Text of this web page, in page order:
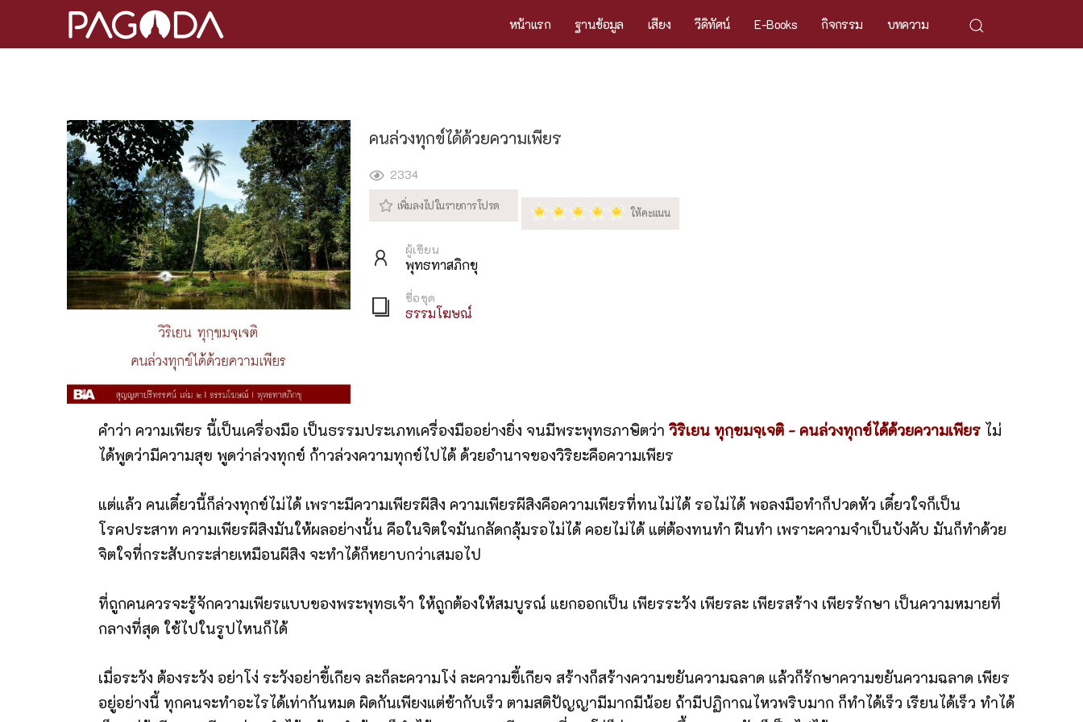
หน้าแรก ฐานข้อมูล เสียง วีดิทัศน์ E-Books กิจกรรม บทความ
คนล่วงทุกข์ได้ด้วยความเพียร
2334
ผู้เขียน
พุทธทาสภิกขุ
ชื่อชุด
ธรรมโฆษณ์
คำว่า ความเพียร นี้เป็นเครื่องมือ เป็นธรรมประเภทเครื่องมืออย่างยิ่ง จนมีพระพุทธภาษิตว่า วิริเยน ทุกฺขมจฺเจติ - คนล่วงทุกข์ได้ด้วยความเพียร ไม่
ได้พูดว่ามีความสุข พูดว่าล่วงทุกข์ ก้าวล่วงความทุกข์ไปได้ ด้วยอำนาจของวิริยะคือความเพียร
แต่แล้ว คนเดี๋ยวนี้ก็ล่วงทุกข์ไม่ได้ เพราะมีความเพียรผีสิง ความเพียรผีสิงคือความเพียรที่ทนไม่ได้ รอไม่ได้ พอลงมือทำก็ปวดหัว เดี๋ยวใจก็เป็น
โรคประสาท ความเพียรผีสิงมันให้ผลอย่างนั้น คือในจิตใจมันกลัดกลุ้มรอไม่ได้ คอยไม่ได้ แต่ต้องทนทำ ฝืนทำ เพราะความจำเป็นบังคับ มันก็ทำด้วย
จิตใจที่กระสับกระส่ายเหมือนผีสิง จะทำได้ก็หยาบกว่าเสมอไป
ที่ถูกคนควรจะรู้จักความเพียรแบบของพระพุทธเจ้า ให้ถูกต้องให้สมบูรณ์ แยกออกเป็น เพียรระวัง เพียรละ เพียรสร้าง เพียรรักษา เป็นความหมายที่
กลางที่สุด ใช้ไปในรูปไหนก็ได้
เมื่อระวัง ต้องระวัง อย่าโง่ ระวังอย่าขี้เกียจ ละก็ละความโง่ ละความขี้เกียจ สร้างก็สร้างความขยันความฉลาด แล้วก็รักษาความขยันความฉลาด เพียร
อยู่อย่างนี้ ทุกคนจะทำอะไรได้เท่ากันหมด ผิดกันเพียงแต่ช้ากับเร็ว ตามสติปัญญามีมากมีน้อย ถ้ามีปฏิกาณไหวพริบมาก ก็ทำได้เร็ว เรียนได้เร็ว ทำได้